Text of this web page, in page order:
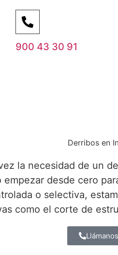
900 43 30 91
Derribos en
la necesidad de un
desde cero
o selectiva,
como el corte de
Llámanos